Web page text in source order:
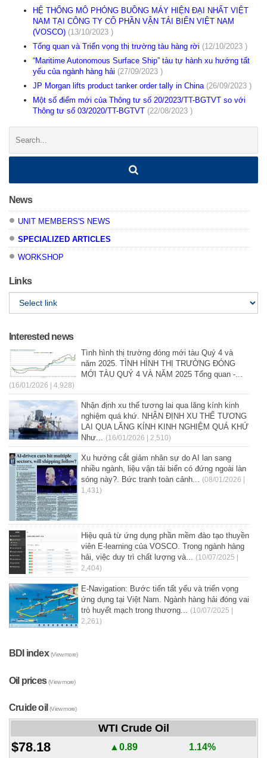
HỆ THỐNG MÔ PHỎNG BUỒNG MÁY HIỆN ĐẠI NHẤT VIỆT
NAM TẠI CÔNG TY CỔ PHẦN VẬN TẢI BIỂN VIỆT NAM
(VOSCO) (13/10/2023 )
Tổng quan và Triển vọng thị trường tàu hàng rời (12/10/2023 )
“Maritime Autonomous Surface Ship” tàu tự hành xu hướng tất
yếu của ngành hàng hải (27/09/2023 )
JP Morgan lifts product tanker order tally in China (26/09/2023 )
Một số điểm mới của Thông tư số 20/2023/TT-BGTVT so với
Thông tư số 03/2020/TT-BGTVT (22/08/2023 )
News
UNIT MEMBERS'S NEWS
SPECIALIZED ARTICLES
WORKSHOP
Links
Interested news
Tình hình thị trường đóng mới tàu Quý 4 và
năm 2025. TÌNH HÌNH THỊ TRƯỜNG ĐÓNG
MỚI TÀU QUÝ 4 VÀ NĂM 2025 Tổng quan -...
(16/01/2026 | 4,928)
Nhận định xu thế tương lai qua lăng kính kinh
nghiệm quá khứ. NHẬN ĐỊNH XU THẾ TƯƠNG
LAI QUA LĂNG KÍNH KINH NGHIỆM QUÁ KHỨ
Như... (16/01/2026 | 2,510)
Xu hướng cắt giảm nhân sự do AI lan sang
nhiều ngành, liệu vận tải biển có đứng ngoài làn
sóng này?. Bức tranh toàn cảnh... (08/01/2026 |
1,431)
Hiệu quả từ ứng dụng phần mềm đào tạo thuyền
viên E-learning của VOSCO. Trong ngành hàng
hải, việc duy trì chất lượng và...
(10/07/2025 |
2,404)
E-Navigation: Bước tiến tất yếu và triển vọng
ứng dụng tại Việt Nam. Ngành hàng hải đóng vai
trò huyết mạch trong thương... (10/07/2025 |
2,261)
BDI index(View more)
Oil prices(View more)
Cruide oil(View more)
WTI Crude Oil
$78.18 ▲0.89 1.14%